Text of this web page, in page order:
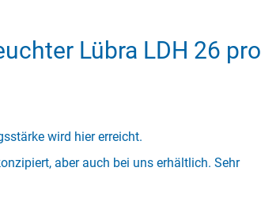
Lübra LDH 26 pro
wird hier erreicht.
aber auch bei uns erhältlich. Sehr